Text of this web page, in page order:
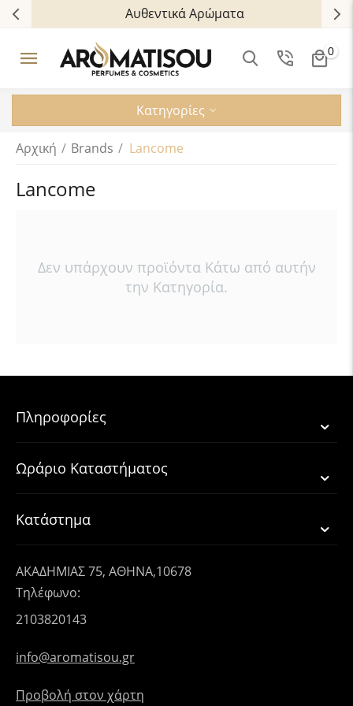
Αυθεντικά Αρώματα
0
Κατηγορίες
Αρχική / Brands / Lancome
Lancome
Δεν υπάρχουν προϊόντα Κάτω από αυτήν
την Κατηγορία.
Πληροφορίες
Ωράριο Καταστήματος
Κατάστημα
ΑΚΑΔΗΜΙΑΣ 75, ΑΘΗΝΑ,10678
Τηλέφωνο:
2103820143
info@aromatisou.gr
Προβολή στον χάρτη